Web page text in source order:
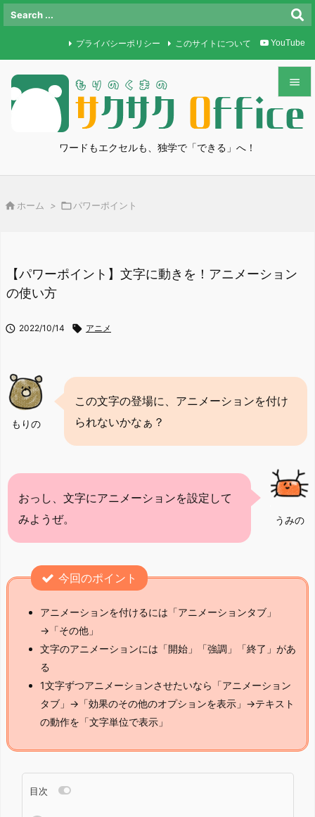
ワードもエクセルも、独学で「できる」へ！


メニュ
検索
プライバシーポリシー このサイトについて YouTube
 ホーム > パワーポイント
【パワーポイント】文字に動きを！アニメーション
の使い方
 2022/10/14  アニメ
もりの
この文字の登場に、アニメーションを付け
られないかなぁ？
うみの
おっし、文字にアニメーションを設定して
みようぜ。
今回のポイント
アニメーションを付けるには「アニメーションタブ」
→「その他」
文字のアニメーションには「開始」「強調」「終了」があ
る
1文字ずつアニメーションさせたいなら「アニメーション
タブ」→「効果のその他のオプションを表示」→テキスト
の動作を「文字単位で表示」
目次